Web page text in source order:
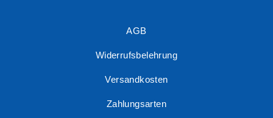
AGB
Widerrufsbelehrung
Versandkosten
Zahlungsarten